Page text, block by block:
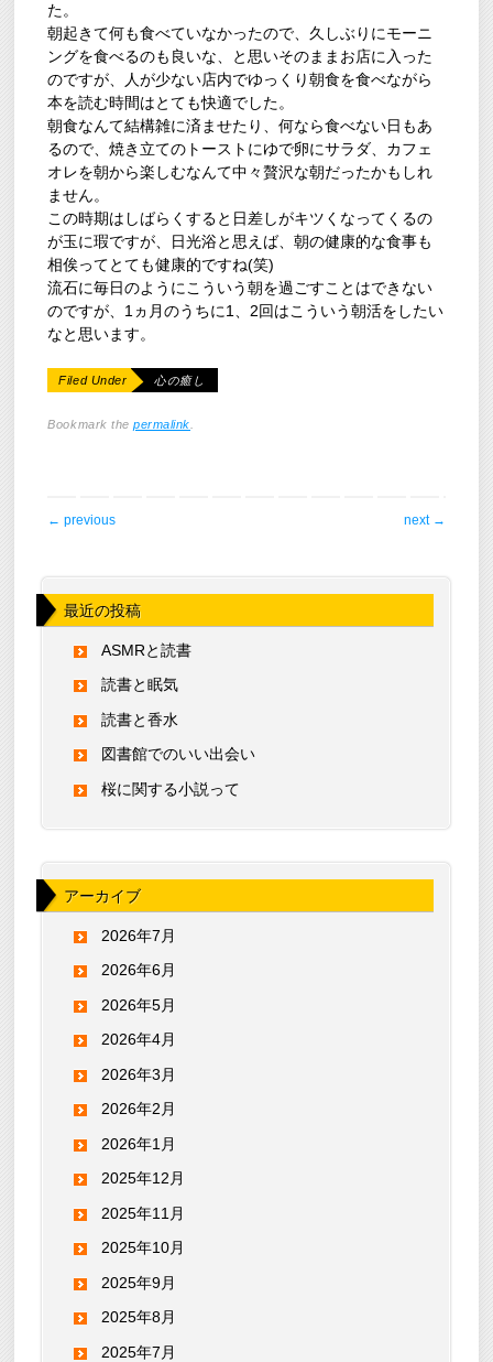
た。
朝起きて何も食べていなかったので、久しぶりにモーニ
ングを食べるのも良いな、と思いそのままお店に入った
のですが、人が少ない店内でゆっくり朝食を食べながら
本を読む時間はとても快適でした。
朝食なんて結構雑に済ませたり、何なら食べない日もあ
るので、焼き立てのトーストにゆで卵にサラダ、カフェ
オレを朝から楽しむなんて中々贅沢な朝だったかもしれ
ません。
この時期はしばらくすると日差しがキツくなってくるの
が玉に瑕ですが、日光浴と思えば、朝の健康的な食事も
相俟ってとても健康的ですね(笑)
流石に毎日のようにこういう朝を過ごすことはできない
のですが、1ヵ月のうちに1、2回はこういう朝活をしたい
なと思います。
Filed Under 心の癒し
Bookmark thepermalink.
post navigation
← previous next →
最近の投稿
ASMRと読書
読書と眠気
読書と香水
図書館でのいい出会い
桜に関する小説って
アーカイブ
2026年7月
2026年6月
2026年5月
2026年4月
2026年3月
2026年2月
2026年1月
2025年12月
2025年11月
2025年10月
2025年9月
2025年8月
2025年7月